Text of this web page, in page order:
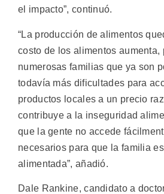
el impacto”, continuó.
“La producción de alimentos
costo de los alimentos aumenta,
numerosas familias que ya son
todavía más dificultades para
productos locales a un precio
contribuye a la inseguridad
que la gente no accede
necesarios para que la familia
alimentada”, añadió.
Dale Rankine, candidato a